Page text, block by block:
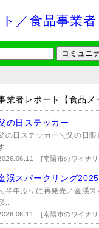
／食品事業
業者レポート【食品メ
の日ステッカー
の日ステッカー＼父の日
..
[南陽市のワイナ
渓スパークリング
半年ぶりに再発売／金渓
..
[南陽市のワイナ